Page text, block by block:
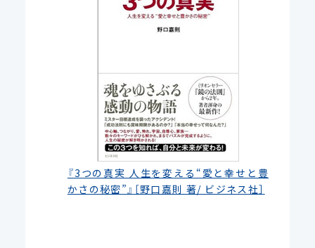
『3つの真実 人生を変える“愛と幸せと豊
かさの秘密”』［野口嘉則 著/ ビジネス社］